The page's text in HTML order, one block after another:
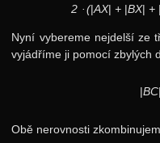
2 · (|AX| + |BX| + |
Nyní vybereme nejdelší ze
vyjádříme ji pomocí zbylých
|BC|
Obě nerovnosti